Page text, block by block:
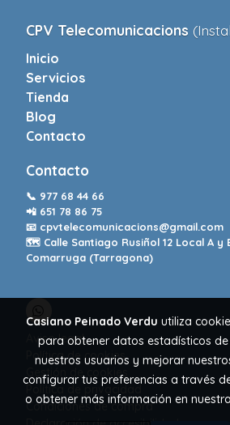
CPV Telecomunicacions
Inicio
Servicios
Tienda
Blog
Contacto
Contacto
📞 977 68 44 66
📲 651 78 86 75
📧 cpvtelecomunicacions@gmail.com
🗺️ Calle Santiago Rusiñol 12 Local A y
Comarruga (Tarragona)
Aviso legal
Política de cookies
Gestión de cookies
Política de privacidad
Condiciones de compra
Casiano Peinado Verdu utiliza
para obtener datos estadísticos
nuestros usuarios y mejorar
configurar tus preferencias a través
o obtener más información en nuestra